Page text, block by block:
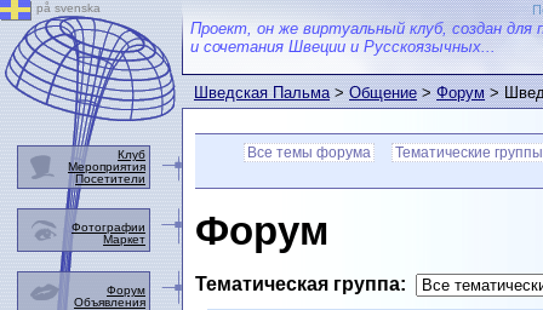
Проект, он же виртуальный клуб, создан для
и сочетания Швеции и Русскоязычных...
Шведская Пальма>Общение>Форум>
Все темы форума Тематические группы
Форум
Тематическая группа:
på svenska
Клуб
Мероприятия
Посетители
Фотографии
Маркет
Форум
Объявления